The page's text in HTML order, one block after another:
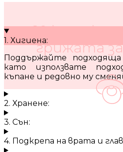
10 кратки
грижата
1. Хигиена:
Поддържайте
като използвате
къпане и редовно му
2. Хранене:
3. Сън:
4. Подкрепа на врата и